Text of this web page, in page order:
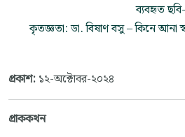
ব্যবহৃত
কৃতজ্ঞতা: ডা. বিষাণ বসু – কিনে আনা
প্রকাশ: ১২-অক্টোবর-২০২৪
প্রাককথন